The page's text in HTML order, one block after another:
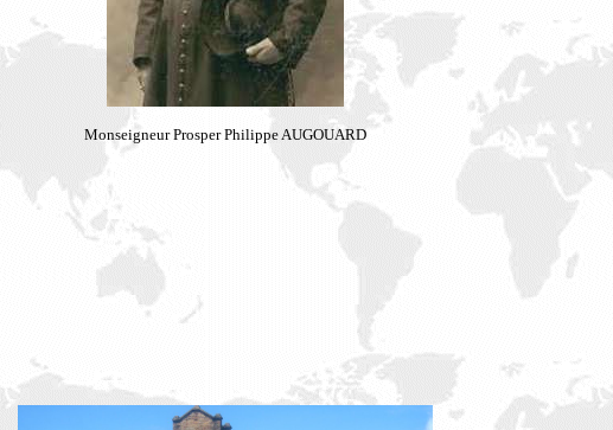
Monseigneur Prosper Philippe AUGOUARD